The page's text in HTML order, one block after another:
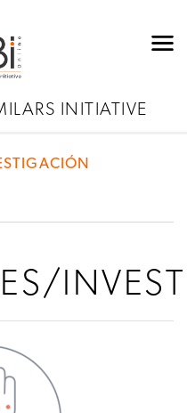
INITIATIVE